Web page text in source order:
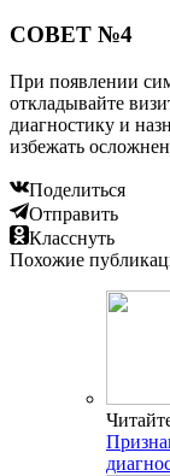
СОВЕТ №4
При появлении
откладывайте
диагностику и
избежать
Поделиться
Отправить
Класснуть
Похожие